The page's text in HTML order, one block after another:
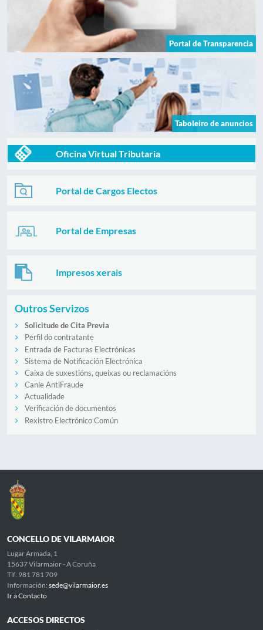
Portal de Transparencia
Taboleiro de anuncios
Oficina Virtual Tributaria
Portal de Cargos Electos
Portal de Empresas
Impresos xerais
Outros Servizos
Solicitude de Cita Previa
Perfil do contratante
Entrada de Facturas Electrónicas
Sistema de Notificación Electrónica
Caixa de suxestións, queixas ou reclamacións
Canle AntiFraude
Actualidade
Verificación de documentos
Rexistro Electrónico Común
CONCELLO DE VILARMAIOR
Lugar Armada, 1
15637 Vilarmaior - A Coruña
Tlf: 981 781 709
Información: sede@vilarmaior.es
Ir a Contacto
ACCESOS DIRECTOS